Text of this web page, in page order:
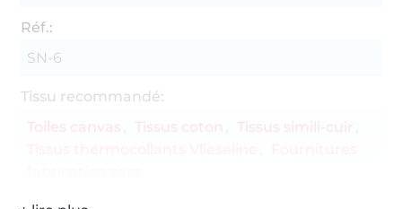
Réf.:
SN-6
Tissu recommandé:
Toiles canvas
Tissus coton
Tissus simili-cuir